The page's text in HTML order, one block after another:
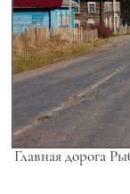
Главная дорога